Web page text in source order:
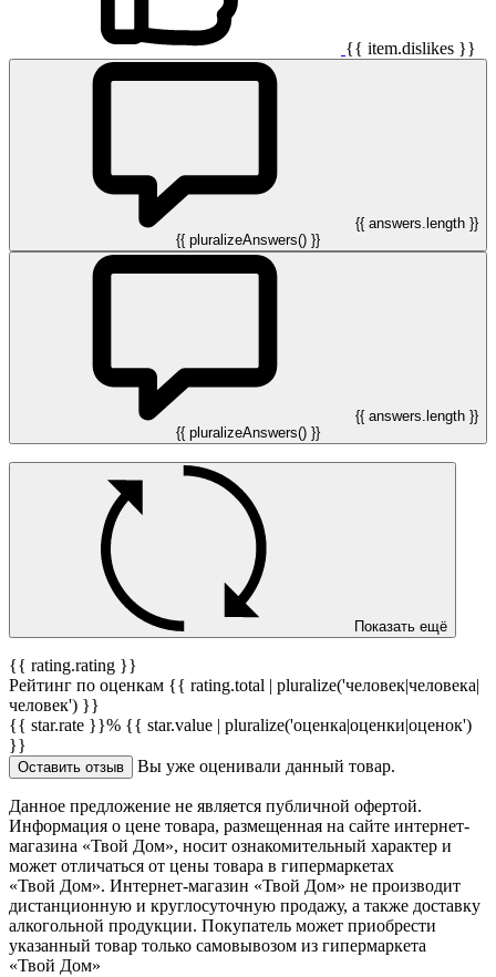
{{ item.dislikes }}
{{ answers.length }}
{{ pluralizeAnswers() }}
{{ answers.length }}
{{ pluralizeAnswers() }}
Показать ещё
{{ rating.rating }}
Рейтинг по оценкам {{ rating.total | pluralize('человек|человека|
человек') }}
{{ star.rate }}% {{ star.value | pluralize('оценка|оценки|оценок')
}}
Оставить отзыв Вы уже оценивали данный товар.
Данное предложение не является публичной офертой.
Информация о цене товара, размещенная на сайте интернет-
магазина «Твой Дом», носит ознакомительный характер и
может отличаться от цены товара в гипермаркетах
«Твой Дом». Интернет-магазин «Твой Дом» не производит
дистанционную и круглосуточную продажу, а также доставку
алкогольной продукции. Покупатель может приобрести
указанный товар только самовывозом из гипермаркета
«Твой Дом»